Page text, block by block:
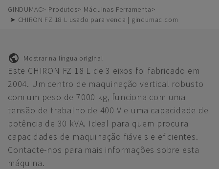
GINDUMAC Produtos
Máquinas Ferramenta
➤ CHIRON FZ 18 L usado para venda | gindumac.com
Mostrar na língua original
Este CHIRON FZ 18 L de 3 eixos foi fabricado em
2004. Um centro de maquinação vertical robusto
com um peso de 7000 kg, funciona com uma
tensão de trabalho de 400 V e uma capacidade de
potência de 30 kVA. Ideal para quem procura
capacidades de maquinação fiáveis e eficientes.
Contacte-nos para mais informações sobre esta
máquina.